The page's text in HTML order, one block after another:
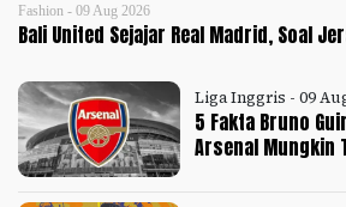
Fashion - 09 Aug 2026
Bali United Sejajar Real Madrid, Soal
Liga Inggris - 09
5 Fakta Bruno
Arsenal Mungkin